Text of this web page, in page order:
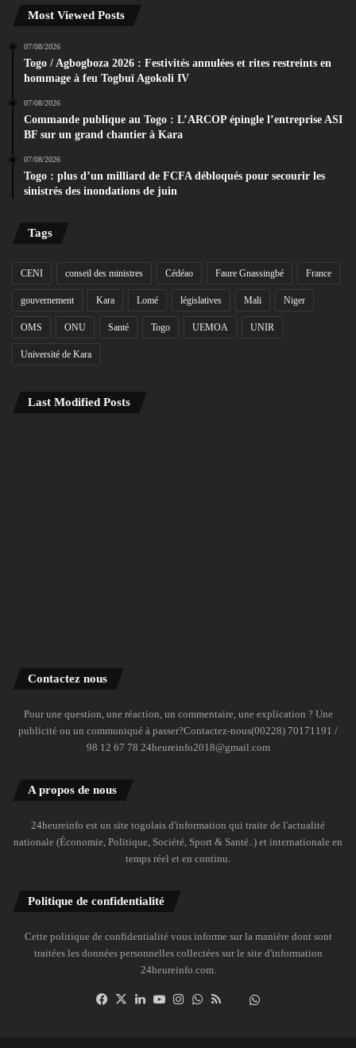
Most Viewed Posts
07/08/2026
Togo / Agbogboza 2026 : Festivités annulées et rites restreints en
hommage à feu Togbuï Agokoli IV
07/08/2026
Commande publique au Togo : L’ARCOP épingle l’entreprise ASI
BF sur un grand chantier à Kara
07/08/2026
Togo : plus d’un milliard de FCFA débloqués pour secourir les
sinistrés des inondations de juin
Tags
CENI conseil des ministres Cédéao Faure Gnassingbé France
gouvernement Kara Lomé législatives Mali Niger
OMS ONU Santé Togo UEMOA UNIR
Université de Kara
Last Modified Posts
Contactez nous
Pour une question, une réaction, un commentaire, une explication ? Une
publicité ou un communiqué à passer?Contactez-nous(00228) 70171191 /
98 12 67 78 24heureinfo2018@gmail.com
A propos de nous
24heureinfo est un site togolais d'information qui traite de l'actualité
nationale (Économie, Politique, Société, Sport & Santé..) et internationale en
temps réel et en continu.
Politique de confidentialité
Cette politique de confidentialité vous informe sur la manière dont sont
traitées les données personnelles collectées sur le site d'information
24heureinfo.com.
Facebook
X LinkedinYouTubeInstagramWhatsAppDailymotion